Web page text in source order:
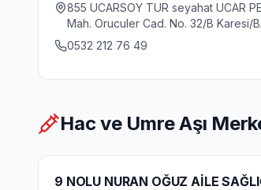
855 UCARSOY TUR seyahat UCAR
Mah. Oruculer Cad. No. 32/B Karesi/
0532 212 76 49
Hac ve Umre Aşı
9 NOLU NURAN OĞUZ AİLE